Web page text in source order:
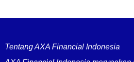
Tentang AXA Financial Indonesia